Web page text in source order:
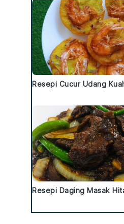
Resepi Cucur Udang
Resepi Daging Masak